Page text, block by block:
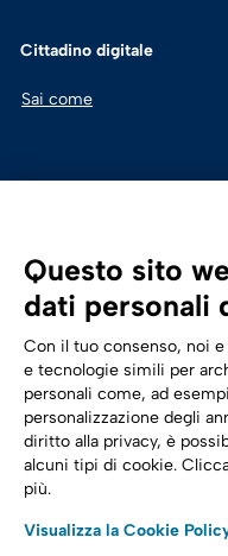
Cittadino digitale
Sai come
Trasformazione digitale
Energia
Telecomunicazioni
Automotive
Questo sito
dati personali
Con il tuo consenso, noi
e tecnologie simili per
personali come, ad
personalizzazione degli
diritto alla privacy, è
alcuni tipi di cookie.
più.
Visualizza la Cookie